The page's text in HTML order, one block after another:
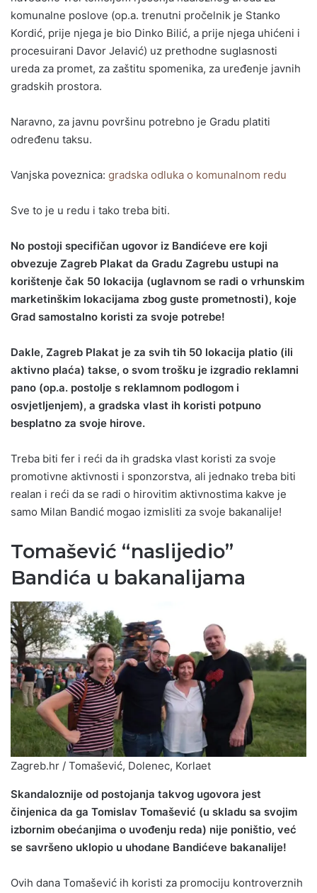
komunalne poslove (op.a. trenutni pročelnik je Stanko
Kordić, prije njega je bio Dinko Bilić, a prije njega uhićeni i
procesuirani Davor Jelavić) uz prethodne suglasnosti
ureda za promet, za zaštitu spomenika, za uređenje javnih
gradskih prostora.
Naravno, za javnu površinu potrebno je Gradu platiti
određenu taksu.
Vanjska poveznica: gradska odluka o komunalnom redu
Sve to je u redu i tako treba biti.
No postoji specifičan ugovor iz Bandićeve ere koji
obvezuje Zagreb Plakat da Gradu Zagrebu ustupi na
korištenje čak 50 lokacija (uglavnom se radi o vrhunskim
marketinškim lokacijama zbog guste prometnosti), koje
Grad samostalno koristi za svoje potrebe!
Dakle, Zagreb Plakat je za svih tih 50 lokacija platio (ili
aktivno plaća) takse, o svom trošku je izgradio reklamni
pano (op.a. postolje s reklamnom podlogom i
osvjetljenjem), a gradska vlast ih koristi potpuno
besplatno za svoje hirove.
Treba biti fer i reći da ih gradska vlast koristi za svoje
promotivne aktivnosti i sponzorstva, ali jednako treba biti
realan i reći da se radi o hirovitim aktivnostima kakve je
samo Milan Bandić mogao izmisliti za svoje bakanalije!
Tomašević “naslijedio”
Bandića u bakanalijama
Zagreb.hr / Tomašević, Dolenec, Korlaet
Skandaloznije od postojanja takvog ugovora jest
činjenica da ga Tomislav Tomašević (u skladu sa svojim
izbornim obećanjima o uvođenju reda) nije poništio, već
se savršeno uklopio u uhodane Bandićeve bakanalije!
Ovih dana Tomašević ih koristi za promociju kontroverznih